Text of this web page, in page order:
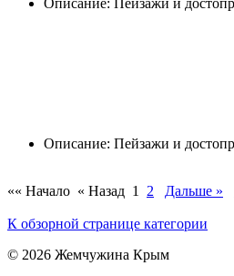
Описание: Пейзажи и
«« Начало « Назад 1 2 Дальше »
К обзорной странице категории
© 2026 Жемчужина Крым